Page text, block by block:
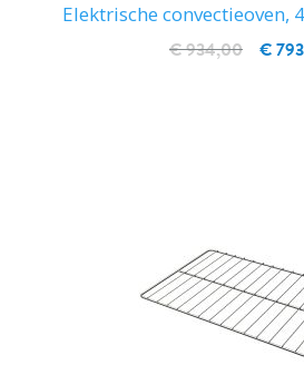
Elektrische convectieoven,
€
€ 934,00